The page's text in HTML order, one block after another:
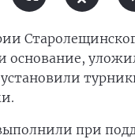
основание,
при